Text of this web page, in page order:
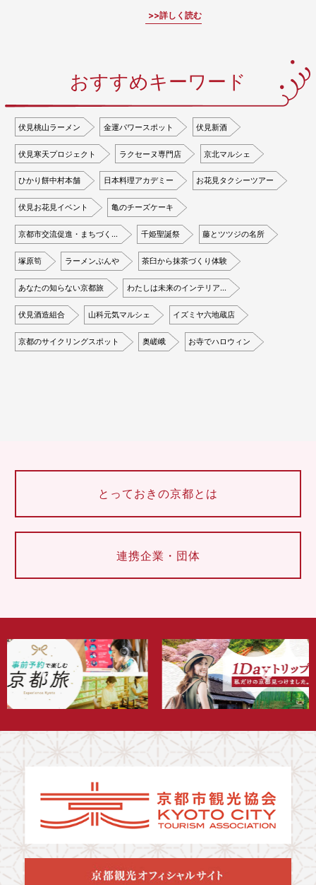
詳しく読む
おすすめキーワード
伏見桃山ラーメン 金運パワースポット 伏見新酒
伏見寒天プロジェクト ラクセーヌ専門店 京北マルシェ
ひかり餅中村本舗 日本料理アカデミー お花見タクシーツアー
伏見お花見イベント 亀のチーズケーキ
京都市交流促進・まちづく… 千姫聖誕祭 藤とツツジの名所
塚原筍 ラーメンぶんや 茶臼から抹茶づくり体験
あなたの知らない京都旅 わたしは未来のインテリア…
伏見酒造組合 山科元気マルシェ イズミヤ六地蔵店
京都のサイクリングスポット 奥嵯峨 お寺でハロウィン
とっておきの京都とは
連携企業・団体